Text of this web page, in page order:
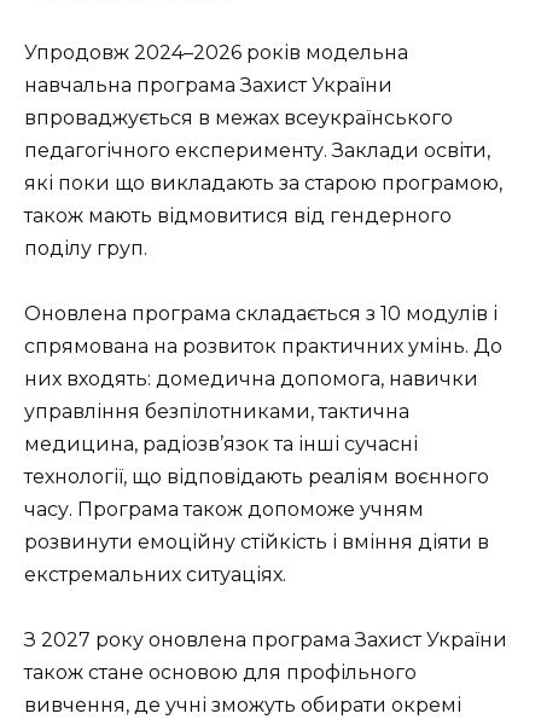
Упродовж 2024–2026 років модельна
навчальна програма Захист України
впроваджується в межах всеукраїнського
педагогічного експерименту. Заклади освіти,
які поки що викладають за старою програмою,
також мають відмовитися від гендерного
поділу груп.
Оновлена програма складається з 10 модулів і
спрямована на розвиток практичних умінь. До
них входять: домедична допомога, навички
управління безпілотниками, тактична
медицина, радіозв’язок та інші сучасні
технології, що відповідають реаліям воєнного
часу. Програма також допоможе учням
розвинути емоційну стійкість і вміння діяти в
екстремальних ситуаціях.
З 2027 року оновлена програма Захист України
також стане основою для профільного
вивчення, де учні зможуть обирати окремі